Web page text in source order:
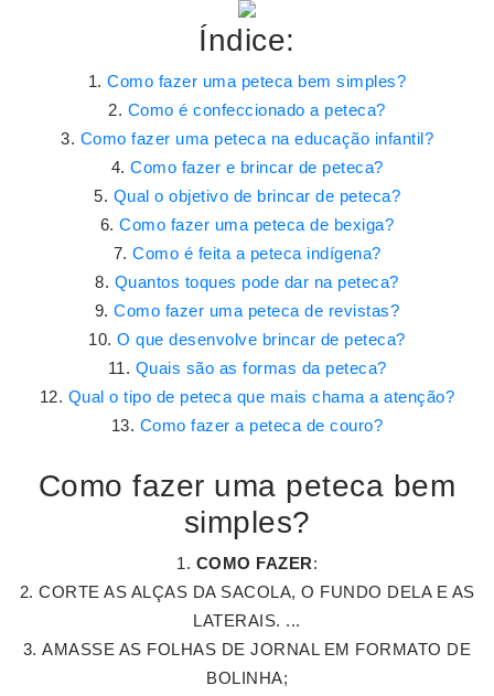
Índice:
Como fazer uma peteca bem simples?
Como é confeccionado a peteca?
Como fazer uma peteca na educação infantil?
Como fazer e brincar de peteca?
Qual o objetivo de brincar de peteca?
Como fazer uma peteca de bexiga?
Como é feita a peteca indígena?
Quantos toques pode dar na peteca?
Como fazer uma peteca de revistas?
O que desenvolve brincar de peteca?
Quais são as formas da peteca?
Qual o tipo de peteca que mais chama a atenção?
Como fazer a peteca de couro?
Como fazer uma peteca bem
simples?
COMO FAZER:
CORTE AS ALÇAS DA SACOLA, O FUNDO DELA E AS
LATERAIS. ...
AMASSE AS FOLHAS DE JORNAL EM FORMATO DE
BOLINHA;